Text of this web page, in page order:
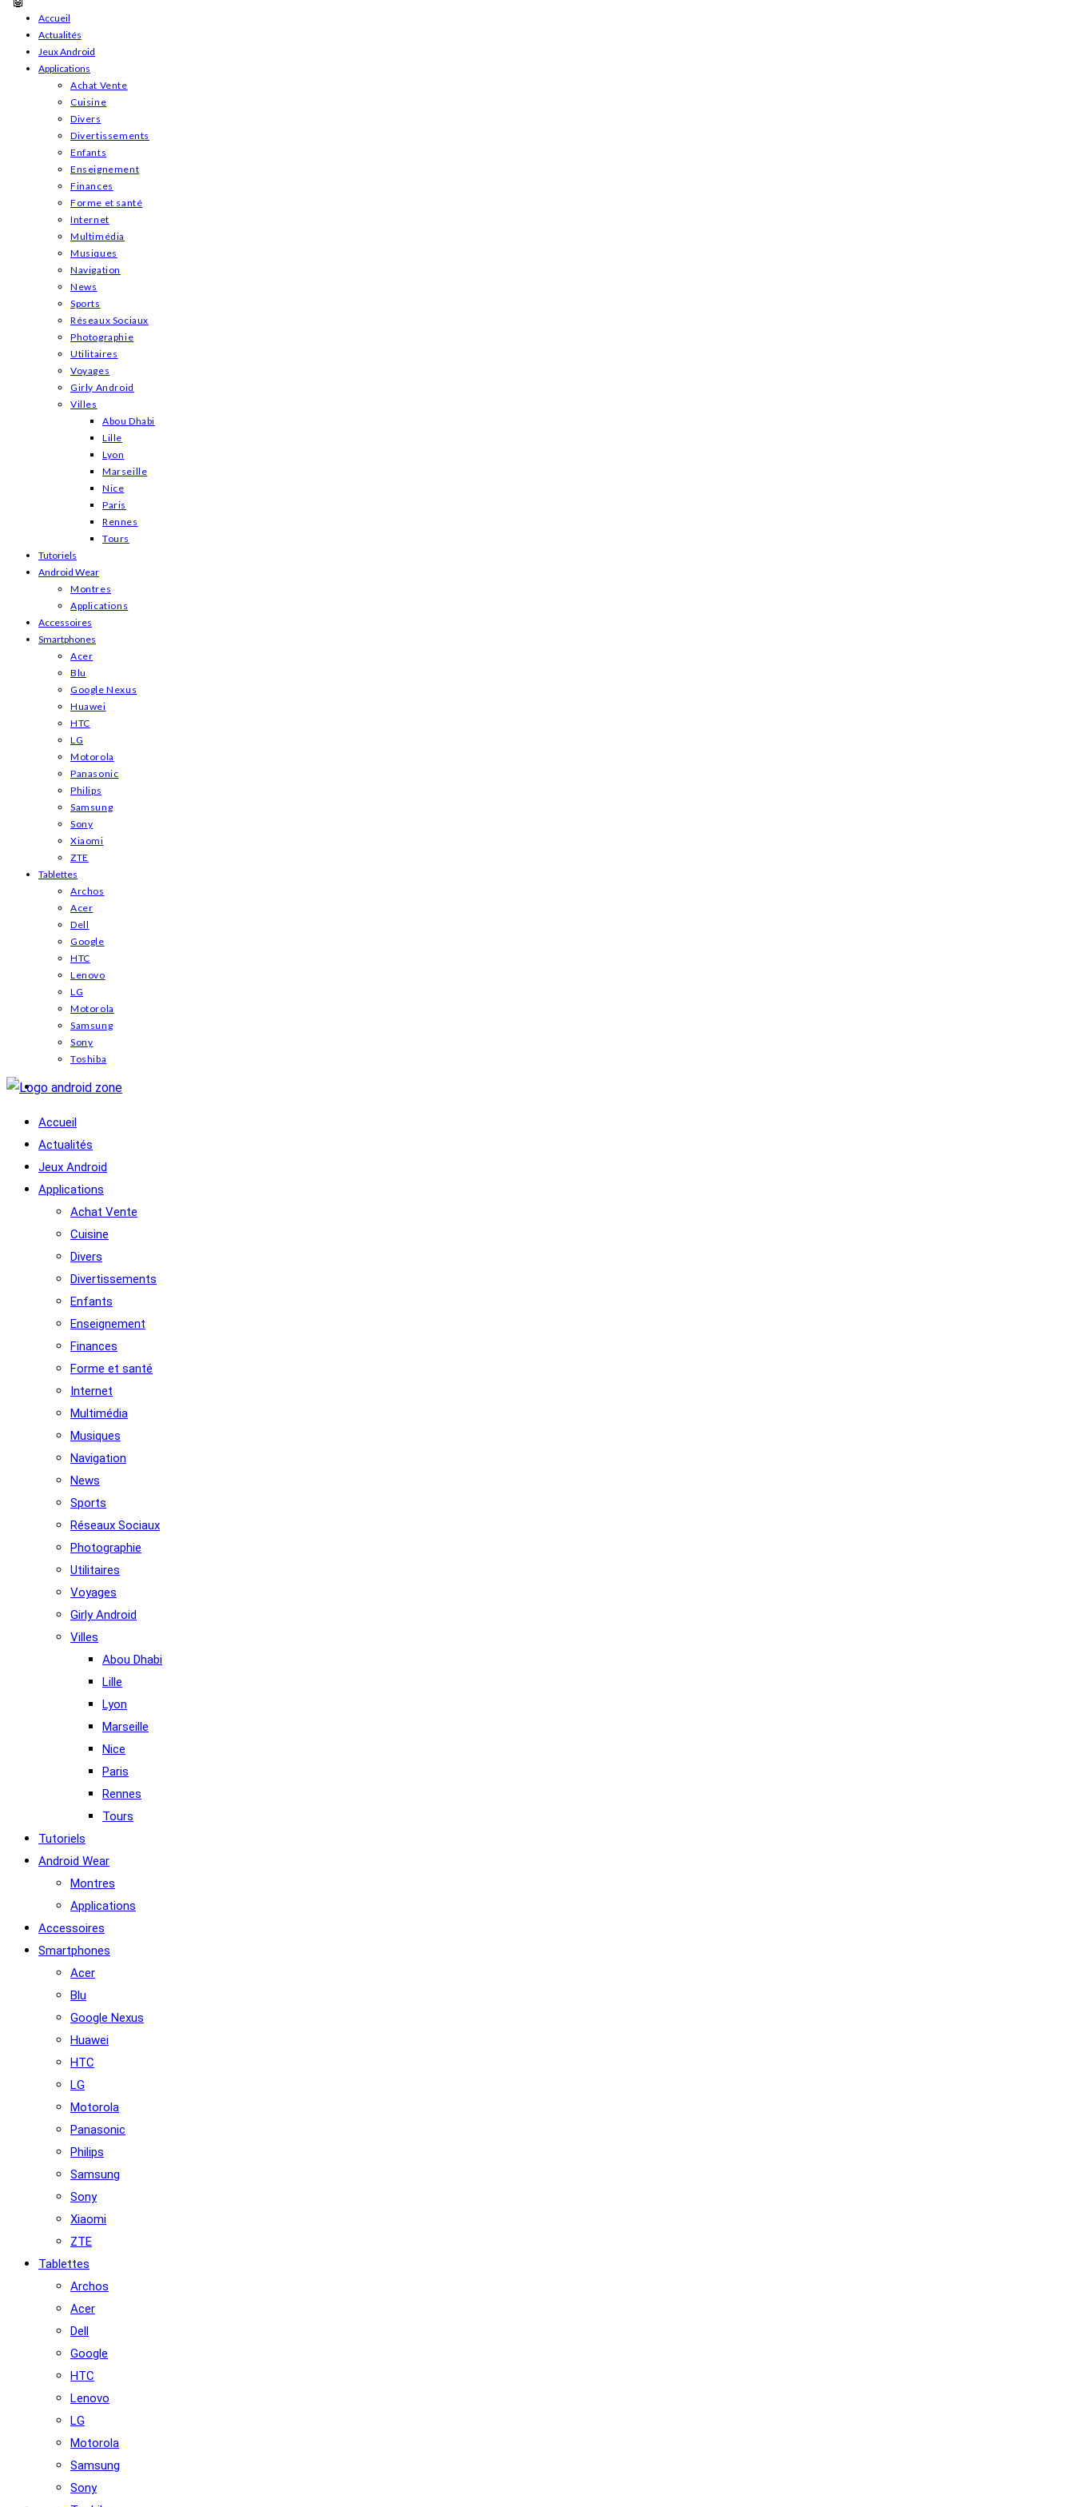
Skip
content
Accueil
Actualités
Jeux Android
Applications
Achat Vente
Cuisine
Divers
Divertissements
Enfants
Enseignement
Finances
Forme et santé
Internet
Multimédia
Musiques
Navigation
News
Sports
Réseaux Sociaux
Photographie
Utilitaires
Voyages
Girly Android
Villes
Abou Dhabi
Lille
Lyon
Marseille
Nice
Paris
Rennes
Tours
Tutoriels
Android Wear
Montres
Applications
Accessoires
Smartphones
Acer
Blu
Google Nexus
Huawei
HTC
LG
Motorola
Panasonic
Philips
Samsung
Sony
Xiaomi
ZTE
Tablettes
Archos
Acer
Dell
Google
HTC
Lenovo
LG
Motorola
Samsung
Sony
Toshiba
Accueil
Actualités
Jeux Android
Applications
Achat Vente
Cuisine
Divers
Divertissements
Enfants
Enseignement
Finances
Forme et santé
Internet
Multimédia
Musiques
Navigation
News
Sports
Réseaux Sociaux
Photographie
Utilitaires
Voyages
Girly Android
Villes
Abou Dhabi
Lille
Lyon
Marseille
Nice
Paris
Rennes
Tours
Tutoriels
Android Wear
Montres
Applications
Accessoires
Smartphones
Acer
Blu
Google Nexus
Huawei
HTC
LG
Motorola
Panasonic
Philips
Samsung
Sony
Xiaomi
ZTE
Tablettes
Archos
Acer
Dell
Google
HTC
Lenovo
LG
Motorola
Samsung
Sony